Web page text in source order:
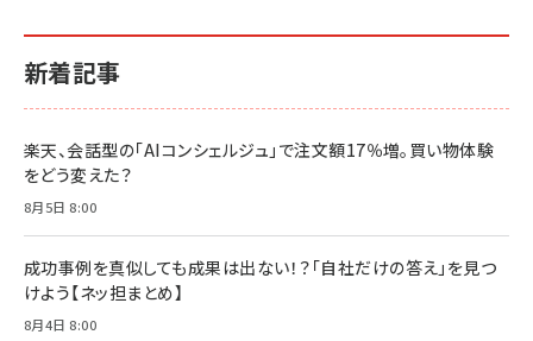
小さな会社は戦略が9割
￥1,815
る時代の成長戦略
￥2,420
anan(アンアン)2026/06/24号 No.2500増刊
anan(アンアン)2026/07/08号 No.2502[2026
ママ投資家が育休中に１億貯めた株式投資
￥1,870
ルな本質」
￥2,750
新着記事
楽天、会話型の「AIコンシェルジュ」で注文額17％増。買い物体験
をどう変えた？
8月5日 8:00
成功事例を真似しても成果は出ない！？「自社だけの答え」を見つ
けよう【ネッ担まとめ】
8月4日 8:00